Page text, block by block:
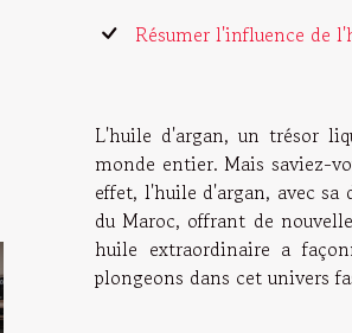
Résumer l'influence de
L'huile d'argan, un trésor
monde entier. Mais saviez-
effet, l'huile d'argan, avec
du Maroc, offrant de
huile extraordinaire a
plongeons dans cet univers